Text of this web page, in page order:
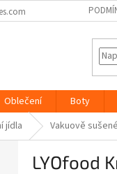
Oblečení Boty
jídla Vakuově
LYOfood